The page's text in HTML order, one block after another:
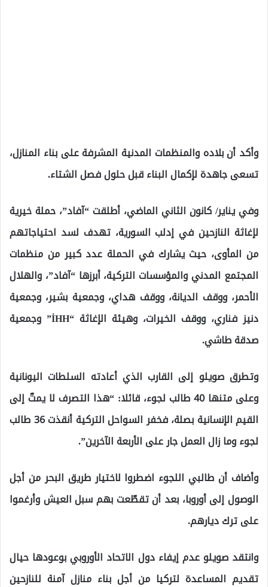
وأكد أن بلاده والمنظمات المدنية المشرفة على بناء المنازل،
تسعى جاهدة لإكمال البناء قبل حلول فصل الشتاء.
وفي يناير/ كانون الثاني الماضي، أطلقت “آفاد”، حملة خيرية
لإغاثة النازحين في إدلب السورية، تهدف لسد احتياجاتهم
من المأوى، حيث يشارك في الحملة عدد كبير من منظمات
المجتمع المدني والمؤسسات التركية، أبرزها “آفاد”، والهلال
الأحمر، ووقف الديانة، ووقف هداي، وجمعية بشير، وجمعية
دنيز فناري، ووقف الخيرات، وهيئة الإغاثة “İHH” وجمعية
صدقة طاشي.
وتطرق صويلو إلى القارب الذي أعادته السلطات اليونانية
وعلى متنها 40 طالب لجوء، قائلا: “هذا التصرف لا يمتّ إلى
القيم الإنسانية بصلة، فخفر السواحل التركية أنقذت 36 طالب
لجوء وما زال العمل جار على الأربعة الآخرين”.
وأضاف أن طالبي اللجوء اضطروا لاختيار طريق البحر من أجل
الوصول إلى أوروبا، بعد أن تقطّعت بهم سبل العيش وأرغموا
على ترك ديارهم.
وانتقد صويلو عدم إيفاء دول الاتحاد الأوروبي بوعودها حيال
تقديم المساعدة لتركيا من أجل بناء منازل آمنة للنازحين